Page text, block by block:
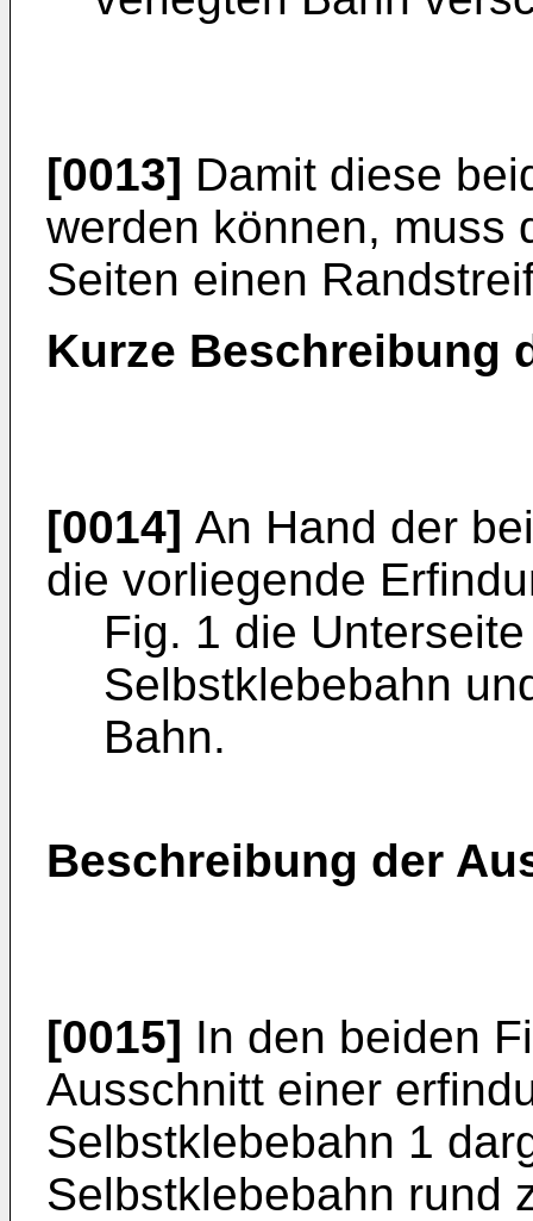
[0013] Damit diese
werden können, muss
Seiten einen
Kurze Beschreibung
[0014] An Hand der
die vorliegende
Fig. 1 die
Selbstklebebahn
Bahn.
Beschreibung der
[0015] In den beiden
Ausschnitt einer
Selbstklebebahn 1
Selbstklebebahn rund